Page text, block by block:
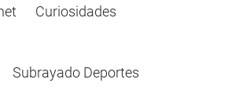
Curiosidades
Subrayado Deportes